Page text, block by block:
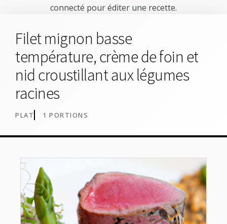
connecté pour éditer une recette.
Filet mignon basse
température, crème de foin et
nid croustillant aux légumes
racines
PLAT 1 PORTIONS